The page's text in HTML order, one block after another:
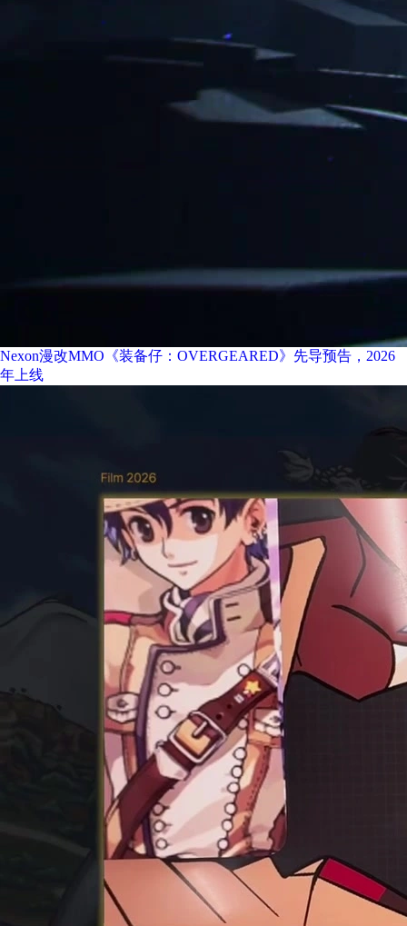
Nexon漫改MMO《装备仔：OVERGEARED》先导预告，2026
年上线